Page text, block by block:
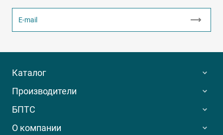
Каталог
Производители
БПТС
О компании